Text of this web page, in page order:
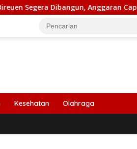
Anggaran Capai 500 M
Kesehatan Olahraga